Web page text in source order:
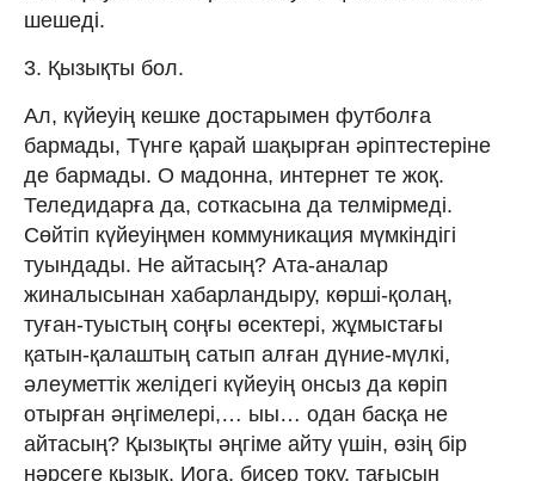
шешеді.
3. Қызықты бол.
Ал, күйеуің кешке достарымен футболға
бармады, Түнге қарай шақырған әріптестеріне
де бармады. О мадонна, интернет те жоқ.
Теледидарға да, соткасына да телмірмеді.
Сөйтіп күйеуіңмен коммуникация мүмкіндігі
туындады. Не айтасың? Ата-аналар
жиналысынан хабарландыру, көрші-қолаң,
туған-туыстың соңғы өсектері, жұмыстағы
қатын-қалаштың сатып алған дүние-мүлкі,
әлеуметтік желідегі күйеуің онсыз да көріп
отырған әңгімелері,… ыы… одан басқа не
айтасың? Қызықты әңгіме айту үшін, өзің бір
нәрсеге қызық. Иога, бисер тоқу, тағысын